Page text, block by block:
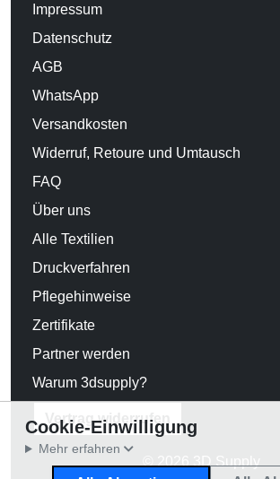
Impressum
Datenschutz
AGB
WhatsApp
Versandkosten
Widerruf, Retoure und Umtausch
FAQ
Über uns
Alle Textilien
Druckverfahren
Pflegehinweise
Zertifikate
Partner werden
Warum 3dsupply?
Vertrag widerrufen
© 2026 3D Supply
Cookie-Einwilligung
Mehr erfahren